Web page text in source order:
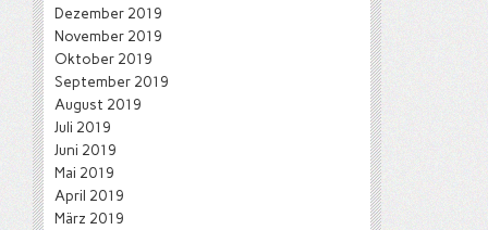
Dezember 2019
November 2019
Oktober 2019
September 2019
August 2019
Juli 2019
Juni 2019
Mai 2019
April 2019
März 2019